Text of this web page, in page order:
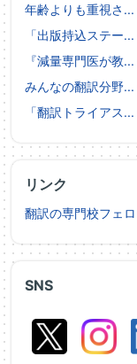
SNS
年齢よりも重視さ
「出版持込ステー
『減量専門医が教
みんなの翻訳分野
「翻訳トライアス
リンク
翻訳の専門校フェ